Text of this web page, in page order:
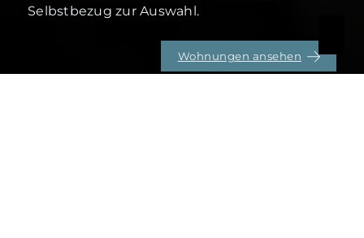
Selbstbezug zur Auswahl.
Wohnungen ansehen